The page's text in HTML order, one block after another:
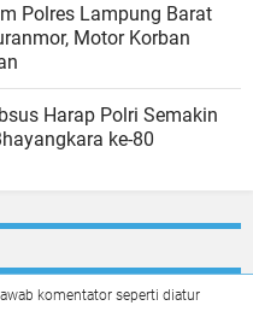
Polres Lampung Barat
Motor Korban
Harap Polri Semakin
ke-80
komentator seperti diatur